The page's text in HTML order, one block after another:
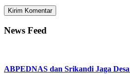
News Feed
ABPEDNAS dan Srikandi Jaga